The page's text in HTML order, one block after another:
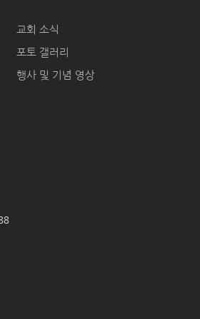
교회 소식
포토 갤러리
행사 및 기념 영상